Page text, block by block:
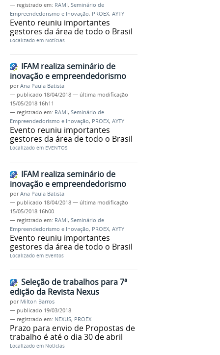
— registrado em: RAMI, Seminário de
Empreendedorismo e Inovação, PROEX, AYTY
Evento reuniu importantes
gestores da área de todo o Brasil
Localizado em Notícias
IFAM realiza seminário de
inovação e empreendedorismo
porAna Paula Batista
— publicado 18/04/2018 — última modificação
15/05/2018 16h11
— registrado em: RAMI, Seminário de
Empreendedorismo e Inovação, PROEX, AYTY
Evento reuniu importantes
gestores da área de todo o Brasil
Localizado em EVENTOS
IFAM realiza seminário de
inovação e empreendedorismo
porAna Paula Batista
— publicado 18/04/2018 — última modificação
15/05/2018 16h00
— registrado em: RAMI, Seminário de
Empreendedorismo e Inovação, PROEX, AYTY
Evento reuniu importantes
gestores da área de todo o Brasil
Localizado em Eventos
Seleção de trabalhos para 7ª
edição da Revista Nexus
por Milton Barros
— publicado 19/03/2018
— registrado em: NEXUS, PROEX
Prazo para envio de Propostas de
trabalho é até o dia 30 de abril
Localizado em Notícias